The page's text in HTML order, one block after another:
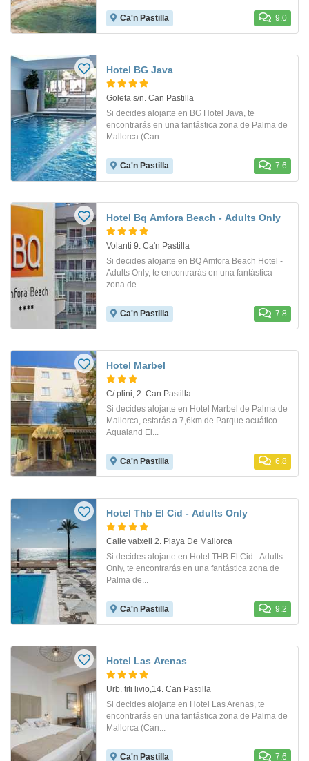
Ca'n Pastilla 9.0
Hotel BG Java
Goleta s/n. Can Pastilla
Si decides alojarte en BG Hotel Java, te
encontrarás en una fantástica zona de Palma de
Mallorca (Can...
Ca'n Pastilla 7.6
Hotel Bq Amfora Beach - Adults Only
Volanti 9. Ca'n Pastilla
Si decides alojarte en BQ Amfora Beach Hotel -
Adults Only, te encontrarás en una fantástica
zona de...
Ca'n Pastilla 7.8
Hotel Marbel
C/ plini, 2. Can Pastilla
Si decides alojarte en Hotel Marbel de Palma de
Mallorca, estarás a 7,6km de Parque acuático
Aqualand El...
Ca'n Pastilla 6.8
Hotel Thb El Cid - Adults Only
Calle vaixell 2. Playa De Mallorca
Si decides alojarte en Hotel THB El Cid - Adults
Only, te encontrarás en una fantástica zona de
Palma de...
Ca'n Pastilla 9.2
Hotel Las Arenas
Urb. titi livio,14. Can Pastilla
Si decides alojarte en Hotel Las Arenas, te
encontrarás en una fantástica zona de Palma de
Mallorca (Can...
Ca'n Pastilla 7.6